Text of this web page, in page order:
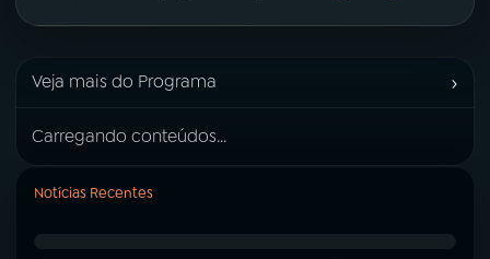
Veja mais do Programa ›
Carregando conteúdos...
Notícias Recentes